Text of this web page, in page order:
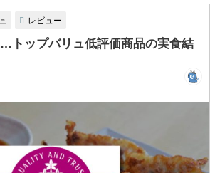
レビュー
トップバリュ低評価商品の実食結